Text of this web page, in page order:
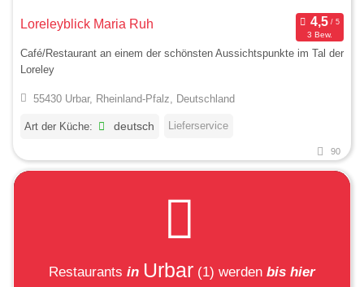
Loreleyblick Maria Ruh
3 Bew.
Café/Restaurant an einem der schönsten Aussichtspunkte im Tal der
Loreley
55430 Urbar, Rheinland-Pfalz, Deutschland
Art der Küche: deutsch Lieferservice
90
Restaurants in Urbar (1) werden bis hier